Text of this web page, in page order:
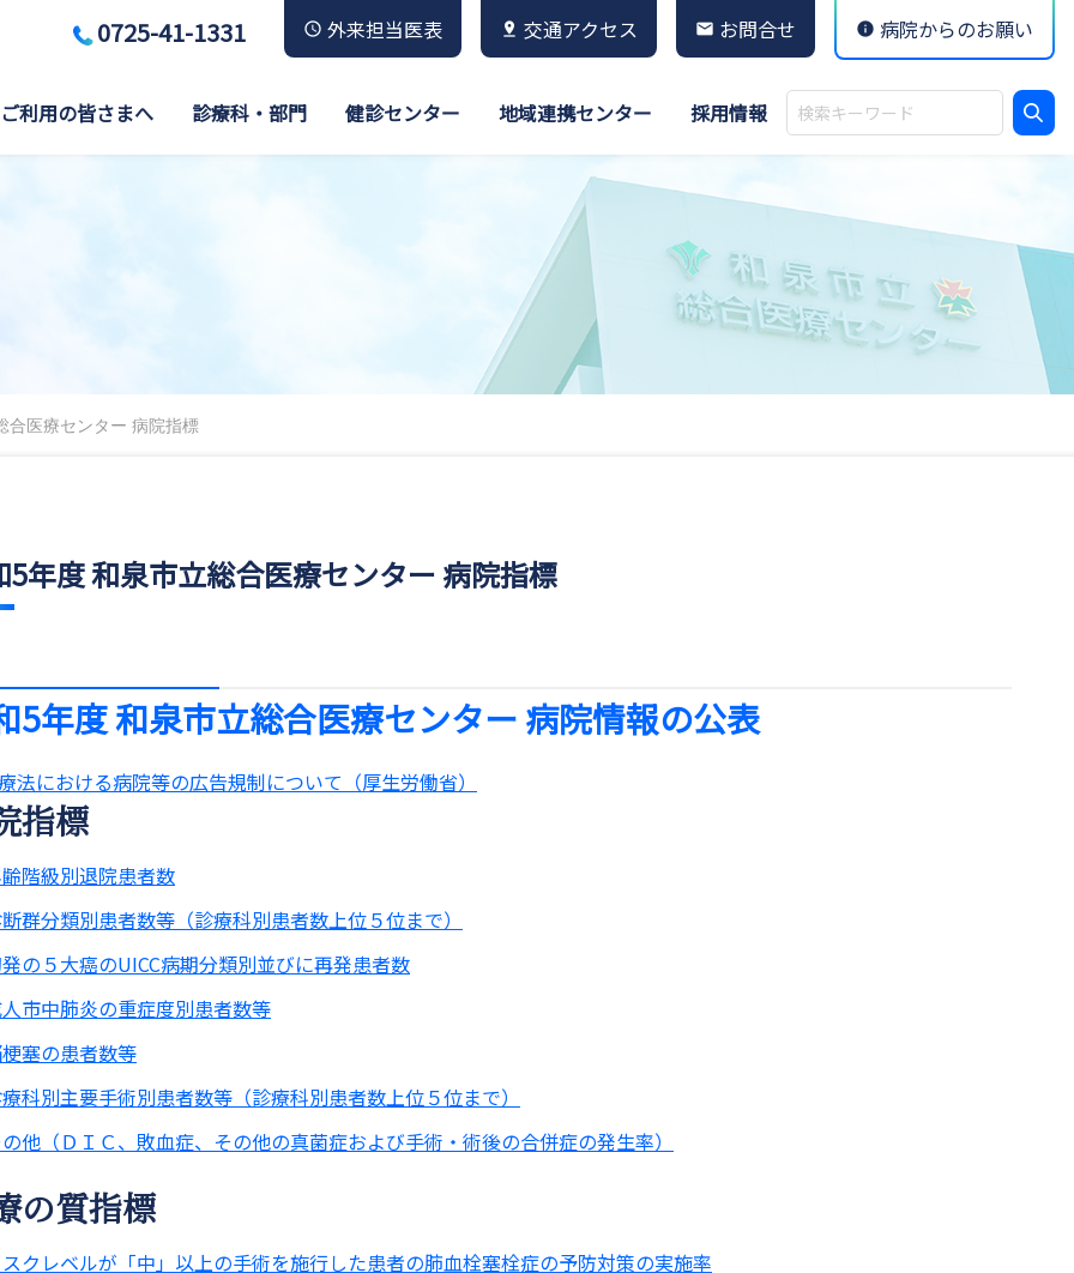
0725-41-1331 外来担当医表 交通アクセス お問合せ 病院からのお願い
ご利用の皆さまへ 診療科・部門 健診センター 地域連携センター 採用情報
合医療センター 病院指標
5年度 和泉市立総合医療センター 病院指標
5年度 和泉市立総合医療センター 病院情報の公表
法における病院等の広告規制について（厚生労働省）
指標
階級別退院患者数
群分類別患者数等（診療科別患者数上位５位まで）
の５大癌のUICC病期分類別並びに再発患者数
市中肺炎の重症度別患者数等
塞の患者数等
科別主要手術別患者数等（診療科別患者数上位５位まで）
他（ＤＩＣ、敗血症、その他の真菌症および手術・術後の合併症の発生率）
の質指標
クレベルが「中」以上の手術を施行した患者の肺血栓塞栓症の予防対策の実施率